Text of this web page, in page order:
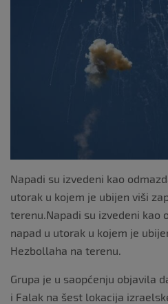
Napadi su izvedeni kao
utorak u kojem je ubijen viši
terenu.Napadi su izvedeni kao
napad u utorak u kojem je
Hezbollaha na terenu.
Grupa je u saopćenju objavila
i Falak na šest lokacija